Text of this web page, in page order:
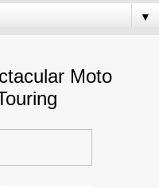
▼
Moto